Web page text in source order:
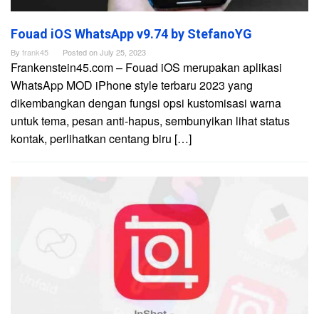
Fouad iOS WhatsApp v9.74 by StefanoYG
By frank45 Posted onJuly 25, 2023
Frankenstein45.com – Fouad iOS merupakan aplikasi
WhatsApp MOD iPhone style terbaru 2023 yang
dikembangkan dengan fungsi opsi kustomisasi warna
untuk tema, pesan anti-hapus, sembunyikan lihat status
kontak, perlihatkan centang biru […]